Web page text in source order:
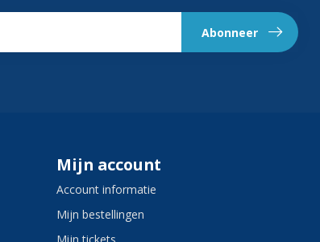
Abonneer
Mijn account
Account informatie
Mijn bestellingen